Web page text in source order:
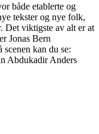
både etablerte og
tekster og nye folk,
Det viktigste av alt er at
Jonas Bern
kan du se:
Abdukadir Anders